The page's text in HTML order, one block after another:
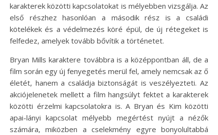
karakterek közötti kapcsolatokat is mélyebben vizsgálja. Az
első részhez hasonlóan a második rész is a családi
kötelékek és a védelmezés köré épül, de új rétegeket is
felfedez, amelyek tovább bővítik a történetet.
Bryan Mills karaktere továbbra is a középpontban áll, de a
film során egy új fenyegetés merül fel, amely nemcsak az ő
életét, hanem a családja biztonságát is veszélyezteti. Az
akciójelenetek mellett a film hangsúlyt fektet a karakterek
közötti érzelmi kapcsolatokra is. A Bryan és Kim közötti
apai-lányi kapcsolat mélyebb megértést nyújt a nézők
számára, miközben a cselekmény egyre bonyolultabbá